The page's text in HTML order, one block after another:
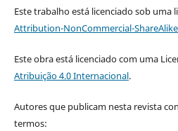
Este trabalho está licenciado sob uma
Attribution-NonCommercial-
Este obra está licenciado com uma
Atribuição 4.0 Internacional.
Autores que publicam nesta revista
termos: